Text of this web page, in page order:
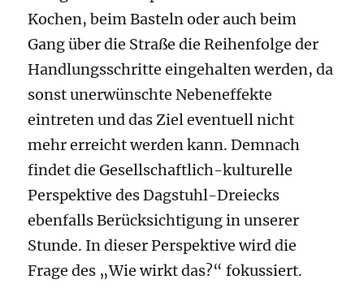
Kochen, beim Basteln oder auch beim
Gang über die Straße die Reihenfolge der
Handlungsschritte eingehalten werden, da
sonst unerwünschte Nebeneffekte
eintreten und das Ziel eventuell nicht
mehr erreicht werden kann. Demnach
findet die Gesellschaftlich-kulturelle
Perspektive des Dagstuhl-Dreiecks
ebenfalls Berücksichtigung in unserer
Stunde. In dieser Perspektive wird die
Frage des „Wie wirkt das?“ fokussiert.